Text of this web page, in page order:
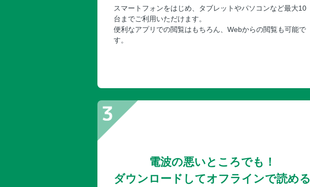
スマートフォンをはじめ、タブレットやパソコンなど最大10
台までご利用いただけます。
便利なアプリでの閲覧はもちろん、Webからの閲覧も可能で
す。
電波の悪いところでも！
ダウンロードしてオフラインで読める